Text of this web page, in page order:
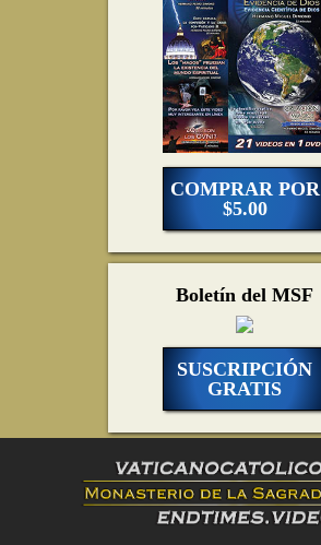
COMPRAR POR
$5.00
Boletín del MSF
SUSCRIPCIÓN
GRATIS